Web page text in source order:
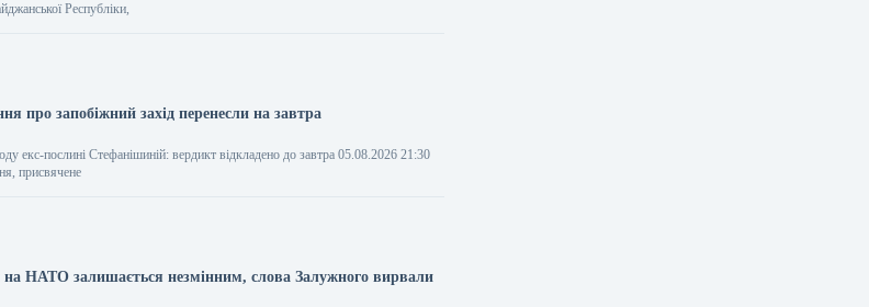
Республіки,
про запобіжний захід перенесли на завтра
екс-послині Стефанішиній: вердикт відкладено до завтра 05.08.2026 21:30
присвячене
НАТО залишається незмінним, слова Залужного вирвали